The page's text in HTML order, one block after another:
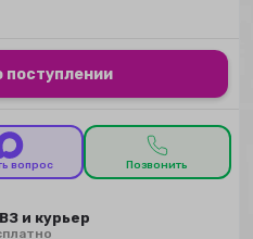
поступлении
вопрос Позвонить
и курьер